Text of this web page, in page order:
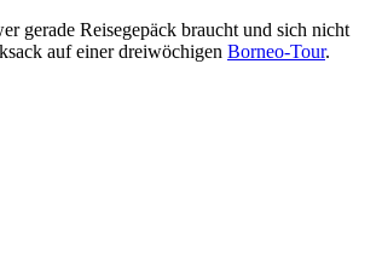
gerade Reisegepäck braucht und sich nicht
auf einer dreiwöchigen Borneo-Tour.